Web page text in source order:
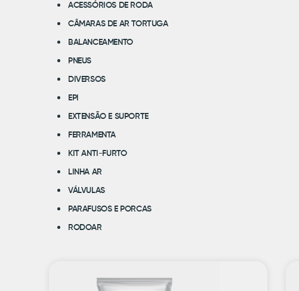
ACESSÓRIOS DE RODA
CÂMARAS DE AR TORTUGA
BALANCEAMENTO
PNEUS
DIVERSOS
EPI
EXTENSÃO E SUPORTE
FERRAMENTA
KIT ANTI-FURTO
LINHA AR
VÁLVULAS
PARAFUSOS E PORCAS
RODOAR